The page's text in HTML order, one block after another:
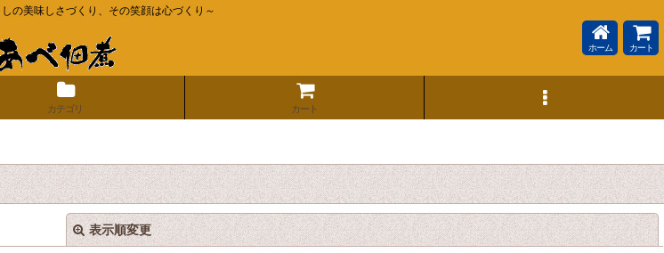
の美味しさづくり、その笑顔は心づくり～
ホーム カート
カテゴリ カート
表示順変更 閉じる